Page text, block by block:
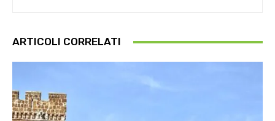
ARTICOLI CORRELATI